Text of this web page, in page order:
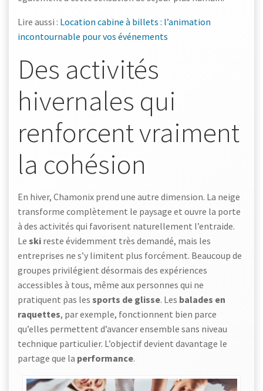
Lire aussi : Location cabine à billets : l’animation
incontournable pour vos événements
Des activités
hivernales qui
renforcent vraiment
la cohésion
En hiver, Chamonix prend une autre dimension. La neige
transforme complètement le paysage et ouvre la porte
à des activités qui favorisent naturellement l’entraide.
Le ski reste évidemment très demandé, mais les
entreprises ne s’y limitent plus forcément. Beaucoup de
groupes privilégient désormais des expériences
accessibles à tous, même aux personnes qui ne
pratiquent pas les sports de glisse. Les balades en
raquettes, par exemple, fonctionnent bien parce
qu’elles permettent d’avancer ensemble sans niveau
technique particulier. L’objectif devient davantage le
partage que la performance.